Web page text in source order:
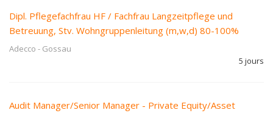
Dipl. Pflegefachfrau HF / Fachfrau Langzeitpflege und
Betreuung, Stv. Wohngruppenleitung (m,w,d) 80-100%
Adecco - Gossau
5 jours
Audit Manager/Senior Manager - Private Equity/Asset